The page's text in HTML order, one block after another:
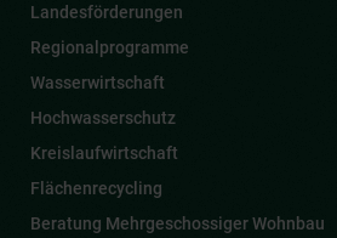
Landesförderungen
Regionalprogramme
Wasserwirtschaft
Hochwasserschutz
Kreislaufwirtschaft
Flächenrecycling
Beratung Mehrgeschossiger Wohnbau